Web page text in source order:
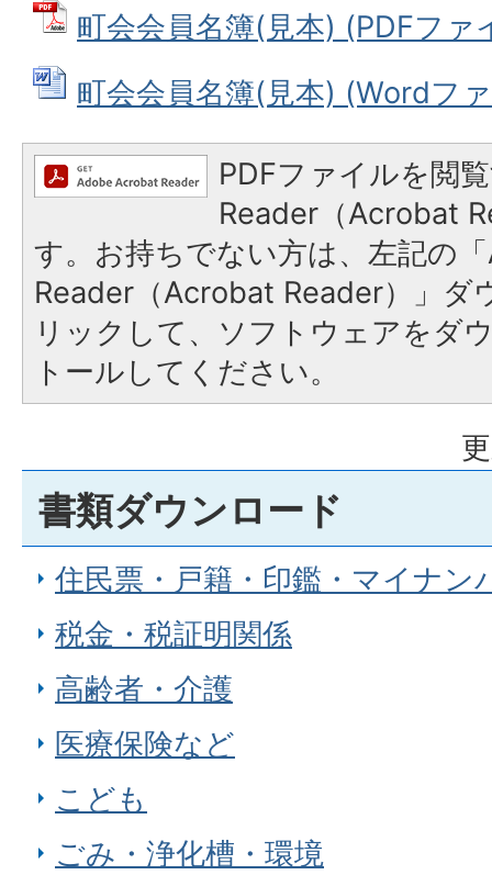
町会会員名簿(見本) (PDFファ
町会会員名簿(見本) (Wordフ
PDFファイルを閲
Reader（Acrobat
す。お持ちでない方は、左記の
Reader（Acrobat Reader）」ダ
リックして、ソフトウェアをダ
トールしてください。
書類ダウンロード
住民票・戸籍・印鑑・マイナン
税金・税証明関係
高齢者・介護
医療保険など
こども
ごみ・浄化槽・環境